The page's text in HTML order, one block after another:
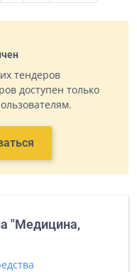
тендеров
доступен только
"Медицина,